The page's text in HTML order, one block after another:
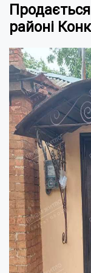
районі